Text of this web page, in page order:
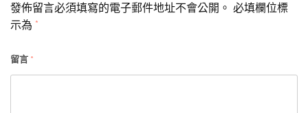
發佈留言必須填寫的電子郵件地址不會公開。 必填欄位標
示為 *
留言 *